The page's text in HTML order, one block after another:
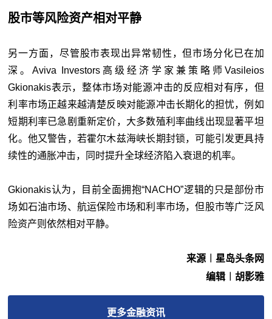
股市等风险资产相对平静
另一方面，尽管股市表现出异常韧性，但市场分化已在加
深。Aviva Investors高级经济学家兼策略师Vasileios
Gkionakis表示，整体市场对能源冲击的反应相对有序，但
利率市场正越来越清楚反映对能源冲击长期化的担忧，例如
短期利率已急剧重新定价，大多数殖利率曲线出现显著平坦
化。他又警告，若霍尔木兹海峡长期封锁，可能引发更具持
续性的通胀冲击，同时提升全球经济陷入衰退的机率。
Gkionakis认为，目前全面拥抱“NACHO”逻辑的只是部份市
场如石油市场、航运保险市场和利率市场，但股市等广泛风
险资产则依然相对平静。
来源︱星岛头条网
编辑︱胡影雅
更多金融资讯